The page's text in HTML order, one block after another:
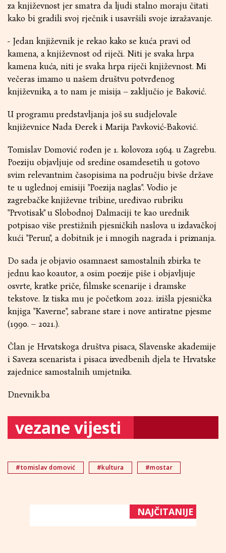
za književnost jer smatra da ljudi stalno moraju čitati
kako bi gradili svoj rječnik i usavršili svoje izražavanje.
- Jedan književnik je rekao kako se kuća pravi od
kamena, a književnost od riječi. Niti je svaka hrpa
kamena kuća, niti je svaka hrpa riječi književnost. Mi
večeras imamo u našem društvu potvrđenog
književnika, a to nam je misija – zaključio je Baković.
U programu predstavljanja još su sudjelovale
književnice Nada Đerek i Marija Pavković-Baković.
Tomislav Domović rođen je 1. kolovoza 1964. u Zagrebu.
Poeziju objavljuje od sredine osamdesetih u gotovo
svim relevantnim časopisima na području bivše države
te u uglednoj emisiji "Poezija naglas". Vodio je
zagrebačke književne tribine, uređivao rubriku
"Prvotisak" u Slobodnoj Dalmaciji te kao urednik
potpisao više prestižnih pjesničkih naslova u izdavačkoj
kući "Perun", a dobitnik je i mnogih nagrada i priznanja.
Do sada je objavio osamnaest samostalnih zbirka te
jednu kao koautor, a osim poezije piše i objavljuje
osvrte, kratke priče, filmske scenarije i dramske
tekstove. Iz tiska mu je početkom 2022. izišla pjesnička
knjiga "Kaverne", sabrane stare i nove antiratne pjesme
(1990. – 2021.).
Član je Hrvatskoga društva pisaca, Slavenske akademije
i Saveza scenarista i pisaca izvedbenih djela te Hrvatske
zajednice samostalnih umjetnika.
Dnevnik.ba
vezane vijesti
#tomislav domović #kultura #mostar
NAJČITANIJE